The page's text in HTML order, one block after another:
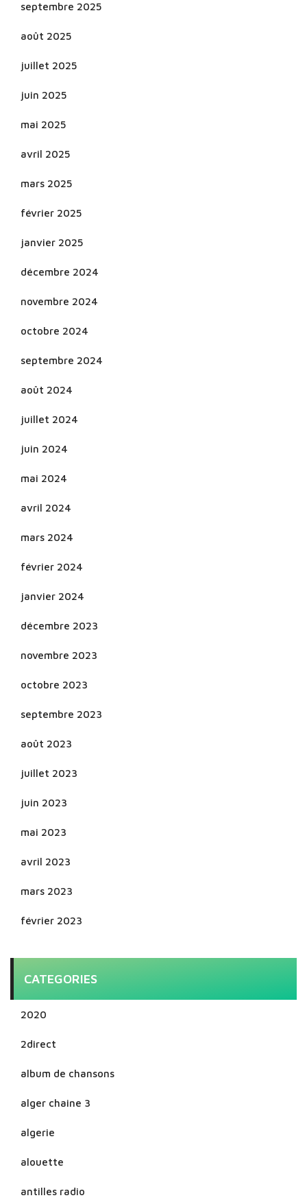
septembre 2025
août 2025
juillet 2025
juin 2025
mai 2025
avril 2025
mars 2025
février 2025
janvier 2025
décembre 2024
novembre 2024
octobre 2024
septembre 2024
août 2024
juillet 2024
juin 2024
mai 2024
avril 2024
mars 2024
février 2024
janvier 2024
décembre 2023
novembre 2023
octobre 2023
septembre 2023
août 2023
juillet 2023
juin 2023
mai 2023
avril 2023
mars 2023
février 2023
CATEGORIES
2020
2direct
album de chansons
alger chaine 3
algerie
alouette
antilles radio